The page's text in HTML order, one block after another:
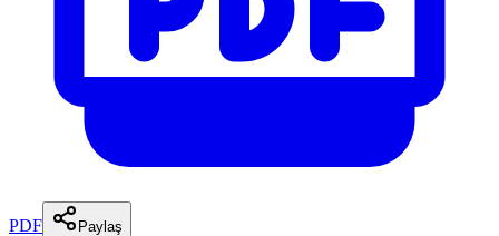
PDF Paylaş